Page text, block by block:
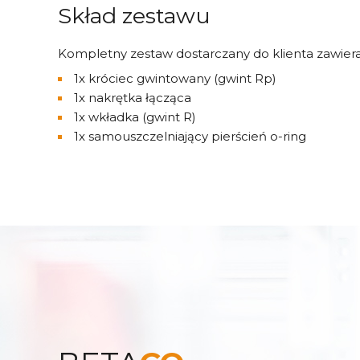
Skład zestawu
Kompletny zestaw dostarczany do klienta
1x króciec gwintowany (gwint Rp)
1x nakrętka łącząca
1x wkładka (gwint R)
1x samouszczelniający pierścień o-ring